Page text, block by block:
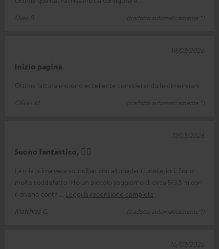
Uwe B.
(tradotto automaticamente *)
Inizio pagina
Ottima fattura e suono eccellente considerando le dimensioni
Oliver H.
(tradotto automaticamente *)
19/03/2026
Suono fantastico, 👍🏻
La mia prima vera soundbar con altoparlanti posteriori. Sono
molto soddisfatto. Ho un piccolo soggiorno di circa 5x3,5 m con
il divano contr
Leggi la recensione completa
Matthias G.
(tradotto automaticamente *)
17/03/2026
16/03/2026